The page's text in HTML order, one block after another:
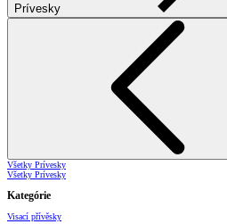
Prívesky
Všetky Prívesky
Všetky Prívesky
Kategórie
Visací přívěsky